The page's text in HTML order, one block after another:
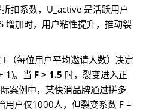
扣系数，U_active 是活跃用户
增加时，用户粘性提升，推动裂
F（每位用户平均邀请人数）决定
1)。当 F > 1.5 时，裂变进入正
案例中，某快消品牌通过拼多
用户仅1000人，但裂变系数 F =